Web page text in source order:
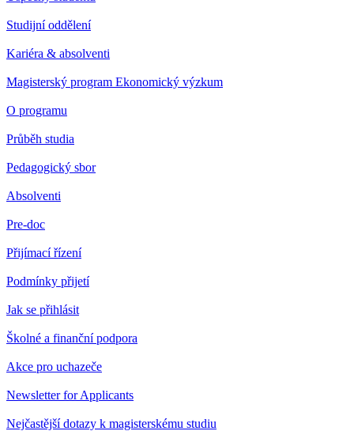
Studijní oddělení
Kariéra & absolventi
Magisterský program Ekonomický výzkum
O programu
Průběh studia
Pedagogický sbor
Absolventi
Pre-doc
Přijímací řízení
Podmínky přijetí
Jak se přihlásit
Školné a finanční podpora
Akce pro uchazeče
Newsletter for Applicants
Nejčastější dotazy k magisterskému studiu